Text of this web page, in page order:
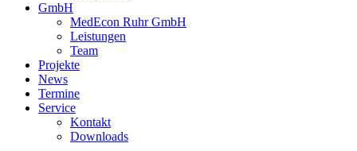
GmbH
MedEcon Ruhr GmbH
Leistungen
Team
Projekte
News
Termine
Service
Kontakt
Downloads